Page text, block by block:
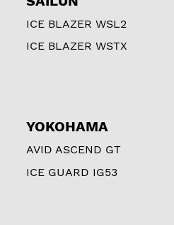
ICE BLAZER WSL2
ICE BLAZER WSTX
YOKOHAMA
AVID ASCEND GT
ICE GUARD IG53